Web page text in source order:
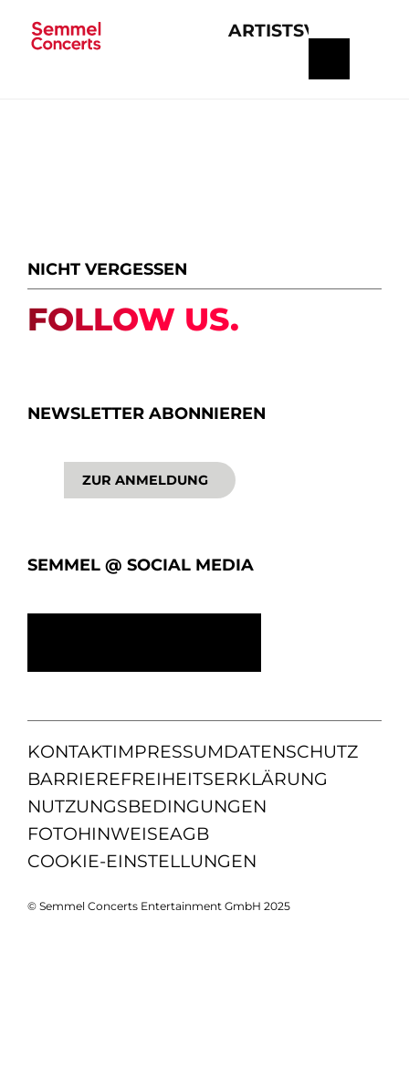
ARTISTS
NICHT VERGESSEN
FOLLOW US.
NEWSLETTER ABONNIEREN
ZUR ANMELDUNG
SEMMEL @ SOCIAL MEDIA
KONTAKTIMPRESSUMDATENSCHUTZ
BARRIEREFREIHEITSERKLÄRUNG
NUTZUNGSBEDINGUNGEN
FOTOHINWEISEAGB
COOKIE-EINSTELLUNGEN
© Semmel Concerts Entertainment GmbH 2025